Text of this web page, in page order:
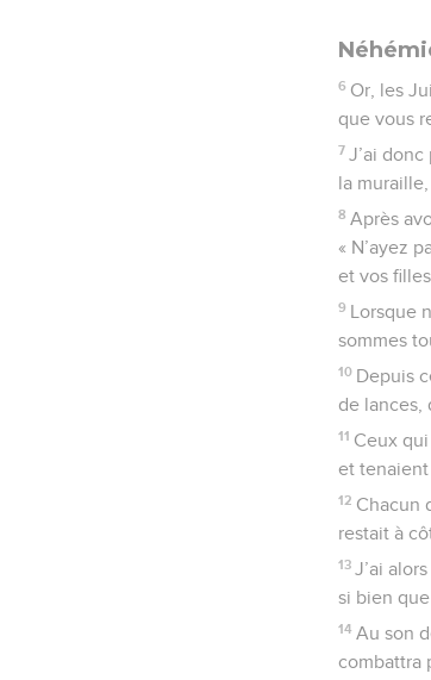
6 Or, les
que vous
7 J’ai
la
8 Après
« N’ayez
et vos
9 Lorsque
sommes
10 Depuis
de lances,
11 Ceux
et tenaient
12 Chacun
restait à
13 J’ai
si bien
14 Au son
combattra